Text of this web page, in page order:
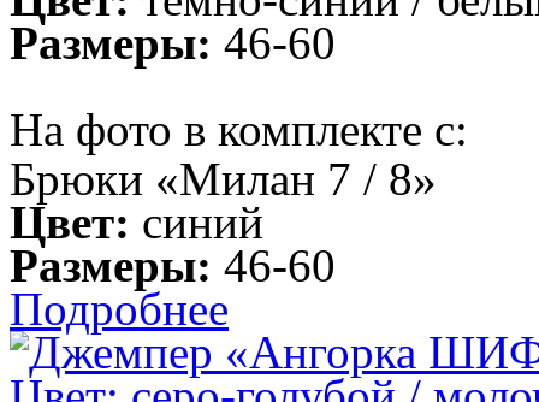
Размеры: 46-60
На фото в комплекте с:
Брюки «Милан 7 / 8»
Цвет: синий
Размеры: 46-60
Подробнее